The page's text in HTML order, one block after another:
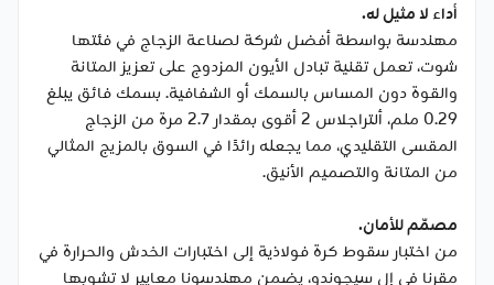
أداء لا مثيل له.
مهندسة بواسطة أفضل شركة لصناعة الزجاج في فئتها
شوت، تعمل تقنية تبادل الأيون المزدوج على تعزيز المتانة
والقوة دون المساس بالسمك أو الشفافية. بسمك فائق يبلغ
0.29 ملم، ألتراجلاس 2 أقوى بمقدار 2.7 مرة من الزجاج
المقسى التقليدي، مما يجعله رائدًا في السوق بالمزيج المثالي
من المتانة والتصميم الأنيق.
مصمّم للأمان.
من اختبار سقوط كرة فولاذية إلى اختبارات الخدش والحرارة في
مقرنا في إل سيجوندو، يضمن مهندسونا معايير لا تشوبها